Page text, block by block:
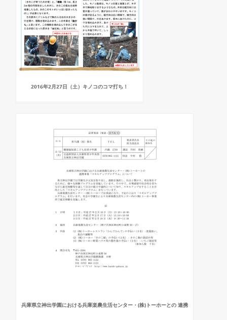
2016年2月27日（土）キノコのコマ打ち！
兵庫県立神出学園における兵庫楽農生活センター・(株)トーホーとの 連携